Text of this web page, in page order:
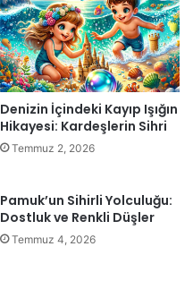
Denizin İçindeki Kayıp Işığın
Hikayesi: Kardeşlerin Sihri
Temmuz 2, 2026
Pamuk’un Sihirli Yolculuğu:
Dostluk ve Renkli Düşler
Temmuz 4, 2026